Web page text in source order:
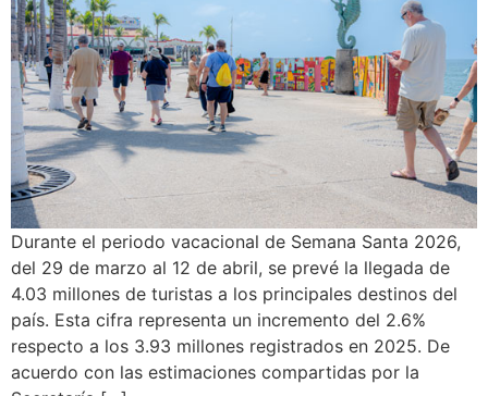
Durante el periodo vacacional de Semana Santa 2026,
del 29 de marzo al 12 de abril, se prevé la llegada de
4.03 millones de turistas a los principales destinos del
país. Esta cifra representa un incremento del 2.6%
respecto a los 3.93 millones registrados en 2025. De
acuerdo con las estimaciones compartidas por la